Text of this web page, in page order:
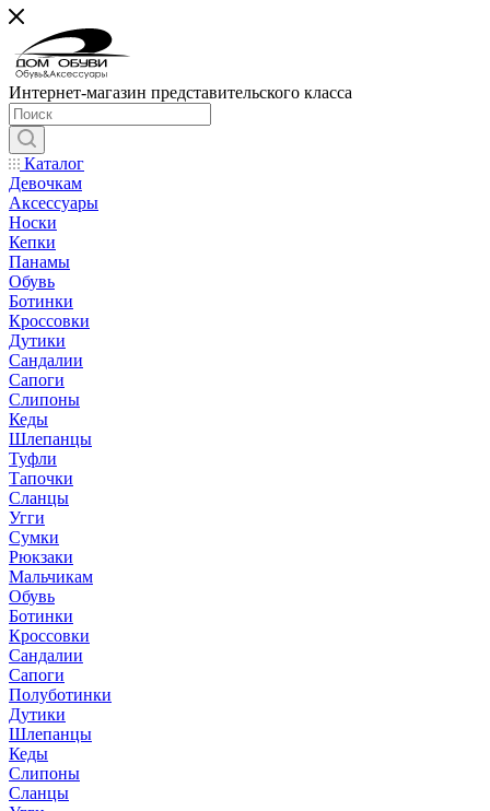
Интернет-магазин представительского класса
Каталог
Девочкам
Аксессуары
Носки
Кепки
Панамы
Обувь
Ботинки
Кроссовки
Дутики
Сандалии
Сапоги
Слипоны
Кеды
Шлепанцы
Туфли
Тапочки
Сланцы
Угги
Сумки
Рюкзаки
Мальчикам
Обувь
Ботинки
Кроссовки
Сандалии
Сапоги
Полуботинки
Дутики
Шлепанцы
Кеды
Слипоны
Сланцы